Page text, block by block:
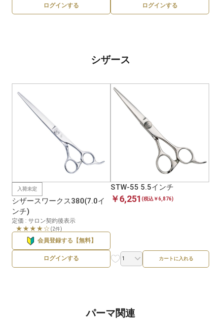
ログインする ログインする
シザース
入荷未定
シザースワークス380(7.0イ
ンチ)
定価 : サロン契約後表示
★★★★☆ (2件)
会員登録する【無料】
ログインする
STW-55 5.5インチ
￥6,251 (税込￥6,876)
カートに入れる
パーマ関連